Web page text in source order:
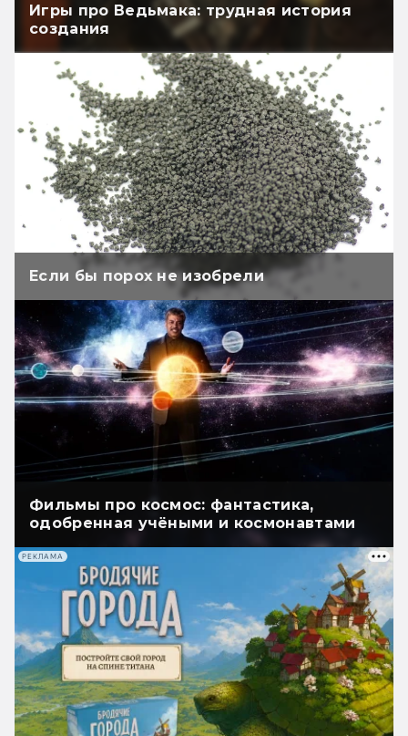
Игры про Ведьмака: трудная история
создания
Если бы порох не изобрели
Фильмы про космос: фантастика,
одобренная учёными и космонавтами
РЕКЛАМА